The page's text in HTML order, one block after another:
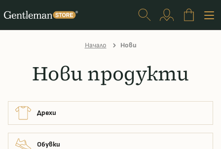
Начало Нови
Нови продукти
Дрехи
Обувки